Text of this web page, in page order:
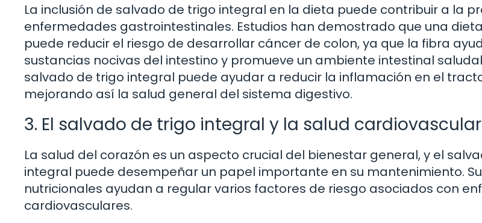
La inclusión de salvado de trigo integral en la dieta puede contribuir a la
enfermedades gastrointestinales. Estudios han demostrado que una
puede reducir el riesgo de desarrollar cáncer de colon, ya que la fibra
sustancias nocivas del intestino y promueve un ambiente intestinal
salvado de trigo integral puede ayudar a reducir la inflamación en el
mejorando así la salud general del sistema digestivo.
3. El salvado de trigo integral y la salud cardiovascular
La salud del corazón es un aspecto crucial del bienestar general, y el
integral puede desempeñar un papel importante en su mantenimiento.
nutricionales ayudan a regular varios factores de riesgo asociados con
cardiovasculares.